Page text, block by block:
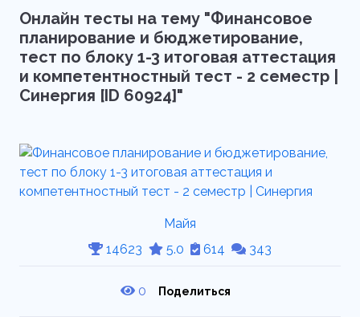
Онлайн тесты на тему "Финансовое
планирование и бюджетирование,
тест по блоку 1-3 итоговая аттестация
и компетентностный тест - 2 семестр |
Синергия [ID 60924]"
Майя
14623
5.0 614 343
0 Поделиться